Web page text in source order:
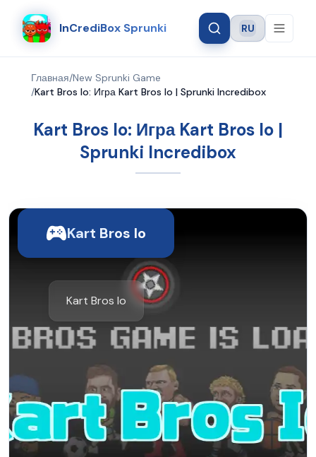
InCrediBox Sprunki Language
RU
Главная/New Sprunki Game
/Kart Bros Io: Игра Kart Bros Io | Sprunki Incredibox
Kart Bros Io: Игра Kart Bros Io |
Sprunki Incredibox
Kart Bros Io
Kart Bros Io